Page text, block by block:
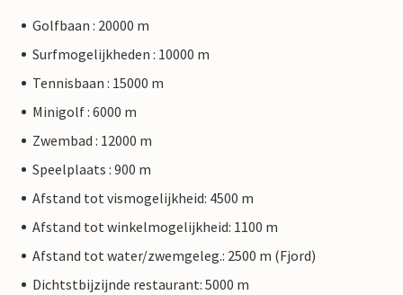
Golfbaan : 20000 m
Surfmogelijkheden : 10000 m
Tennisbaan : 15000 m
Minigolf : 6000 m
Zwembad : 12000 m
Speelplaats : 900 m
Afstand tot vismogelijkheid: 4500 m
Afstand tot winkelmogelijkheid: 1100 m
Afstand tot water/zwemgeleg.: 2500 m (Fjord)
Dichtstbijzijnde restaurant: 5000 m